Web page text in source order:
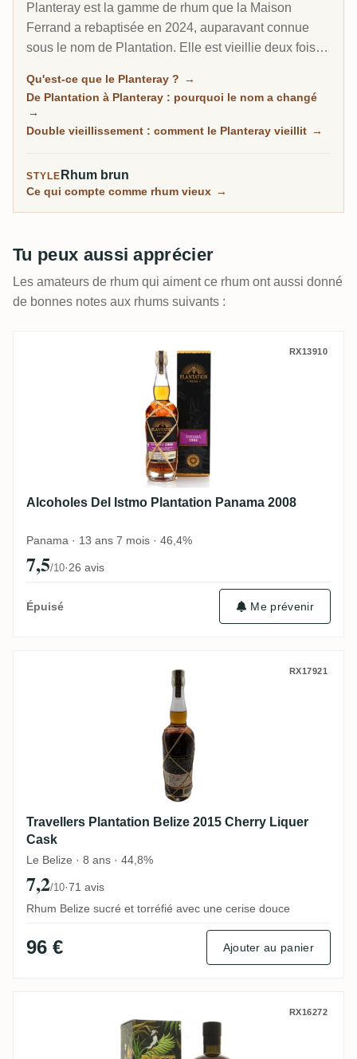
Planteray est la gamme de rhum que la Maison
Ferrand a rebaptisée en 2024, auparavant connue
sous le nom de Plantation. Elle est vieillie deux fois :
sein de l'historique West Indies Rum Distillery, puis
affinée en France en fûts ayant contenu du cognac, ce
qui donne au style maison son caractère rond et poli.
rhum accessible, elle va du fleuron XO 20th
Anniversary à une longue série de rhums riches en
Qu'est-ce que le Planteray ? →
De Plantation à Planteray : pourquoi le nom a changé
→
Double vieillissement : comment le Planteray vieillit →
STYLE Rhum brun
Ce qui compte comme rhum vieux →
Tu peux aussi apprécier
Les amateurs de rhum qui aiment ce rhum ont aussi donné
de bonnes notes aux rhums suivants :
Alcoholes Del Istmo Plantation Panama
RX13910
Alcoholes Del Istmo Plantation Panama 2008
Panama · 13 ans 7 mois · 46,4%
7,5/10·26 avis
Épuisé Me prévenir
Travellers Plantation Belize 2015 Cherry
RX17921
Travellers Plantation Belize 2015 Cherry Liquer
Cask
Le Belize · 8 ans · 44,8%
7,2/10·71 avis
Rhum Belize sucré et torréfié avec une cerise douce
96 € Ajouter au panier
Rest & Be Thankful Clarendon AHJ 1998
RX16272